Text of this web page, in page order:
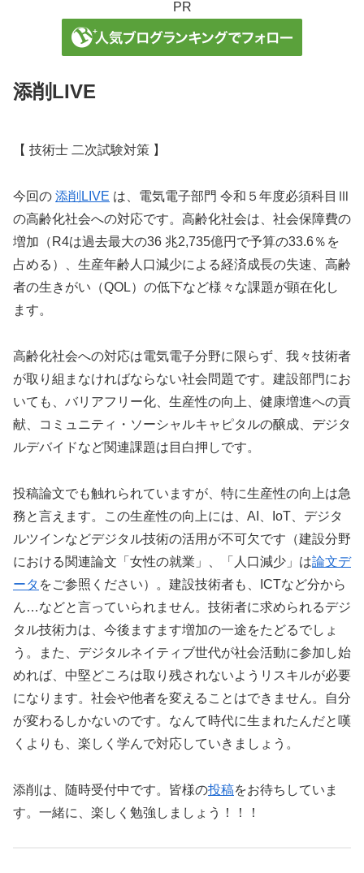
PR
添削LIVE
【 技術士 二次試験対策 】
今回の 添削LIVE は、電気電子部門 令和５年度必須科目Ⅲ
の高齢化社会への対応です。高齢化社会は、社会保障費の
増加（R4は過去最大の36 兆2,735億円で予算の33.6％を
占める）、生産年齢人口減少による経済成長の失速、高齢
者の生きがい（QOL）の低下など様々な課題が顕在化し
ます。
高齢化社会への対応は電気電子分野に限らず、我々技術者
が取り組まなければならない社会問題です。建設部門にお
いても、バリアフリー化、生産性の向上、健康増進への貢
献、コミュニティ・ソーシャルキャピタルの醸成、デジタ
ルデバイドなど関連課題は目白押しです。
投稿論文でも触れられていますが、特に生産性の向上は急
務と言えます。この生産性の向上には、AI、IoT、デジタ
ルツインなどデジタル技術の活用が不可欠です（建設分野
における関連論文「女性の就業」、「人口減少」は論文デ
ータ をご参照ください）。建設技術者も、ICTなど分から
ん…などと言っていられません。技術者に求められるデジ
タル技術力は、今後ますます増加の一途をたどるでしょ
う。また、デジタルネイティブ世代が社会活動に参加し始
めれば、中堅どころは取り残されないようリスキルが必要
になります。社会や他者を変えることはできません。自分
が変わるしかないのです。なんて時代に生まれたんだと嘆
くよりも、楽しく学んで対応していきましょう。
添削は、随時受付中です。皆様の投稿をお待ちしていま
す。一緒に、楽しく勉強しましょう！！！